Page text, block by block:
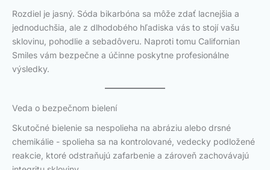
Rozdiel je jasný. Sóda bikarbóna sa môže zdať lacnejšia a
jednoduchšia, ale z dlhodobého hľadiska vás to stojí vašu
sklovinu, pohodlie a sebadôveru. Naproti tomu Californian
Smiles vám bezpečne a účinne poskytne profesionálne
výsledky.
Veda o bezpečnom bielení
Skutočné bielenie sa nespolieha na abráziu alebo drsné
chemikálie - spolieha sa na kontrolované, vedecky podložené
reakcie, ktoré odstraňujú zafarbenie a zároveň zachovávajú